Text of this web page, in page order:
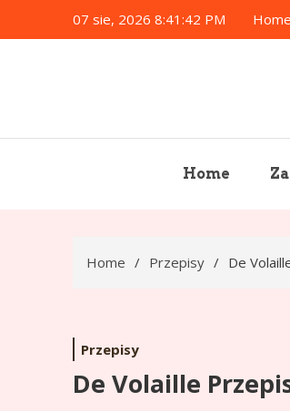
to
07 sie, 2026 8:41:43 PM Home
Home
Home Przepisy De
Przepisy
De Volaille